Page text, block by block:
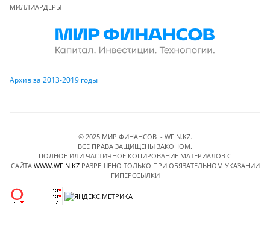
МИЛЛИАРДЕРЫ
Архив за 2013-2019 годы
© 2025 МИР ФИНАНСОВ - WFIN.KZ.
ВСЕ ПРАВА ЗАЩИЩЕНЫ ЗАКОНОМ.
ПОЛНОЕ ИЛИ ЧАСТИЧНОЕ КОПИРОВАНИЕ МАТЕРИАЛОВ C
САЙТА WWW.WFIN.KZРАЗРЕШЕНО ТОЛЬКО ПРИ ОБЯЗАТЕЛЬНОМ УКАЗАНИИ
ГИПЕРССЫЛКИ